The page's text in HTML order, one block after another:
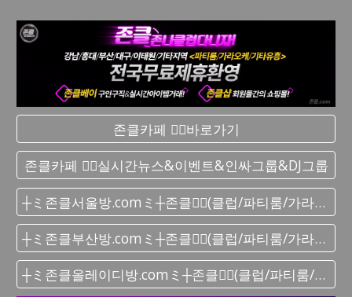
존클카페 ❤️‍🔥바로가기
존클카페 ❤️‍🔥실시간 뉴스&이벤트&인싸그룹&DJ그룹
┼ミ존클서울방.comミ┼존클❤️‍🔥(클럽/파티룸/가라오케) - 단톡방
┼ミ존클부산방.comミ┼존클❤️‍🔥(클럽/파티룸/가라오케) - 단톡방
┼ミ존클올레이디방.comミ┼존클❤️‍🔥(클럽/파티룸/가라오케) - 단톡방